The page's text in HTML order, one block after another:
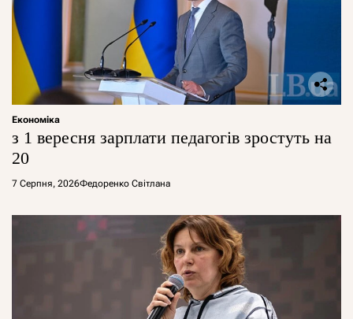
Економіка
з 1 вересня зарплати педагогів зростуть на
20
7 Серпня, 2026Федоренко Світлана